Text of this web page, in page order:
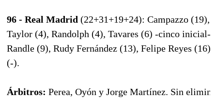
96 - Real Madrid (22+31+19+24): Campazzo (19),
Taylor (4), Randolph (4), Tavares (6) -cinco inicial-
Randle (9), Rudy Fernández (13), Felipe Reyes (16),
(-).
Árbitros: Perea, Oyón y Jorge Martínez. Sin